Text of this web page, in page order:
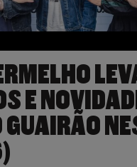
E
GUAIRÃO